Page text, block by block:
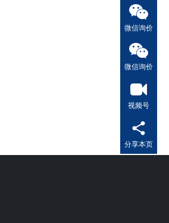
微信询价
微信询价
视频号
分享本页